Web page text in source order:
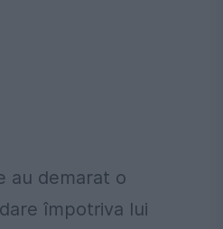
au demarat o
împotriva lui